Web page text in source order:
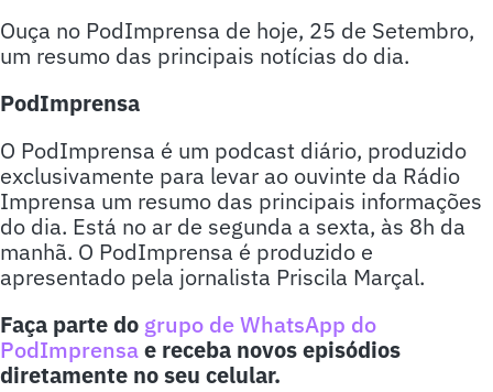
Ouça no PodImprensa de hoje, 25 de Setembro,
um resumo das principais notícias do dia.
PodImprensa
O PodImprensa é um podcast diário, produzido
exclusivamente para levar ao ouvinte da Rádio
Imprensa um resumo das principais informações
do dia. Está no ar de segunda a sexta, às 8h da
manhã. O PodImprensa é produzido e
apresentado pela jornalista Priscila Marçal.
Faça parte do grupo de WhatsApp do
PodImprensae receba novos episódios
diretamente no seu celular.